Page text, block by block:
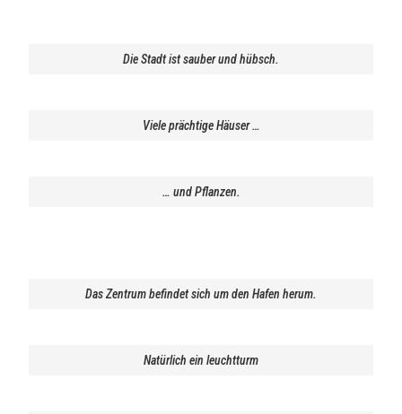
Die Stadt ist sauber und hübsch.
Viele prächtige Häuser …
… und Pflanzen.
Das Zentrum befindet sich um den Hafen herum.
Natürlich ein leuchtturm